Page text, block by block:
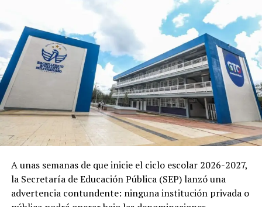
A unas semanas de que inicie el ciclo escolar 2026-2027,
la Secretaría de Educación Pública (SEP) lanzó una
advertencia contundente: ninguna institución privada o